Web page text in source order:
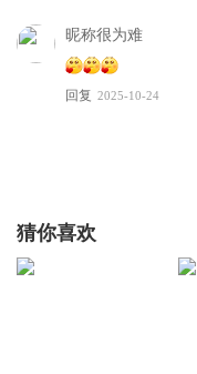
昵称很为难
回复 2025-10-24
猜你喜欢